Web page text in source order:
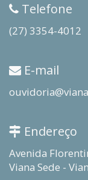
Telefone
(27) 3354-4012
E-mail
Endereço
Avenida
Viana Sede -